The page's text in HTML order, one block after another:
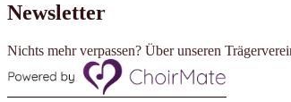
Newsletter
Nichts mehr verpassen? Über unseren